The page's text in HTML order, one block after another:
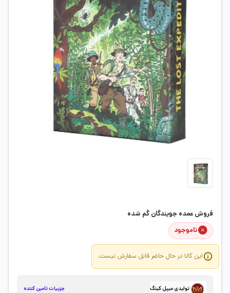
فروش عمده جویندگان گم شده
ناموجود
این کالا در حال حاضر قابل سفارش نیست.
تولیدی میپل کینگ جزییات تامین کننده